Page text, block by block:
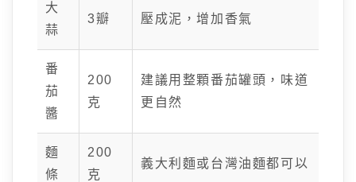
大
蒜
3瓣 壓成泥，增加香氣
番
茄
醬
200
克
建議用整顆番茄罐頭，味道
更自然
麵
條
200
克
義大利麵或台灣油麵都可以